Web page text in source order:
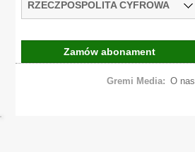
RZECZPOSPOLITA CYFROWA
Zamów abonament
Gremi Media: O nas